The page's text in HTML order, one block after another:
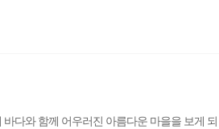
있는 우리나라에서 대마도 여행이 가지는 특
다와 함께 어우러진 아름다운 마을을 보게 되